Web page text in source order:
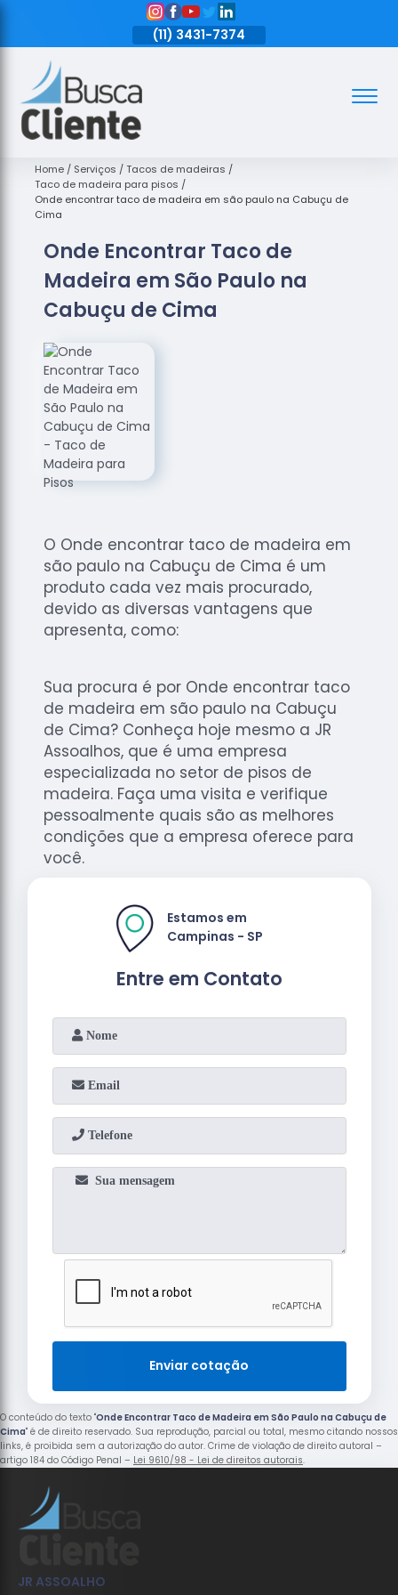
(11) 3431-7374
Assoalhos
de Madeira
Decks de
Madeira
Empresas
Assoalhos
de Madeira
Assoalhos
Raspagem
de
Assoalhos
Raspagem
de Tacos
de
Madeiras
Raspagens
de Pisos
Tacos de
Home Serviços
Tacos de madeiras
Taco de madeira para pisos
Onde encontrar taco de madeira em são paulo na Cabuçu de
Cima
Onde Encontrar Taco de
Madeira em São Paulo na
Cabuçu de Cima
O Onde encontrar taco de madeira em
são paulo na Cabuçu de Cima é um
produto cada vez mais procurado,
devido as diversas vantagens que
apresenta, como:
Sua procura é por Onde encontrar taco
de madeira em são paulo na Cabuçu
de Cima? Conheça hoje mesmo a JR
Assoalhos, que é uma empresa
especializada no setor de pisos de
madeira. Faça uma visita e verifique
pessoalmente quais são as melhores
condições que a empresa oferece para
você.
Entre em Contato
Estamos em
Campinas - SP
Enviar cotação
O conteúdo do texto "Onde Encontrar Taco de Madeira em São Paulo na Cabuçu de
Cima" é de direito reservado. Sua reprodução, parcial ou total, mesmo citando nossos
links, é proibida sem a autorização do autor. Crime de violação de direito autoral –
artigo 184 do Código Penal – Lei 9610/98 - Lei de direitos autorais.
JR ASSOALHO